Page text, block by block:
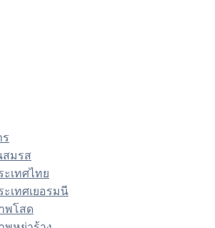
ร
สมรส
เทศไทย
เทศเยอรมนี
พโสด